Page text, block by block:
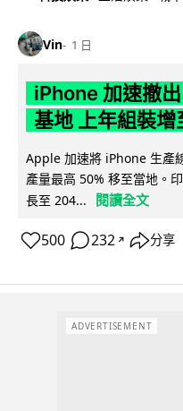
Vin 1 日
iPhone 加速撤
基地 上年組裝
Apple 加速將 iPhone 生產
產量最高 50% 移至當地。
長至 204...
閱讀全文
500 232 ↗ 分享
ADVERTISEMENT